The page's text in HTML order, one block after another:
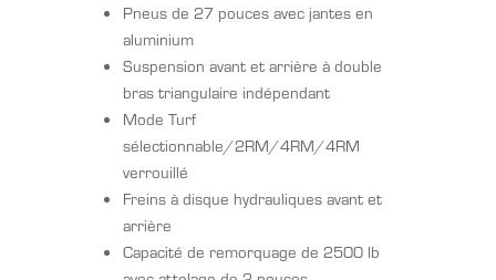
Pneus de 27 pouces avec jantes en
aluminium
Suspension avant et arrière à double
bras triangulaire indépendant
Mode Turf
sélectionnable/2RM/4RM/4RM
verrouillé
Freins à disque hydrauliques avant et
arrière
Capacité de remorquage de 2500 lb